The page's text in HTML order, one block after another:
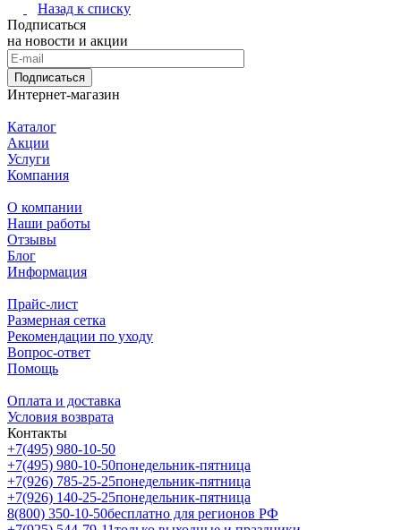
Назад к списку
Подписаться
на новости и акции
Подписаться
Интернет-магазин
Каталог
Акции
Услуги
Компания
О компании
Наши работы
Отзывы
Блог
Информация
Прайс-лист
Размерная сетка
Рекомендации по уходу
Вопрос-ответ
Помощь
Оплата и доставка
Условия возврата
Контакты
+7(495) 980-10-50
+7(495) 980-10-50понедельник-пятница
+7(926) 785-25-25понедельник-пятница
+7(926) 140-25-25понедельник-пятница
8(800) 350-10-50бесплатно для регионов РФ